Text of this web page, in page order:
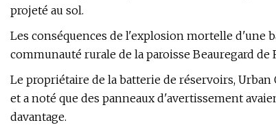
projeté au sol.
Les conséquences de l'explosion mortelle d'une
communauté rurale de la paroisse Beauregard de
Le propriétaire de la batterie de réservoirs, Urban
et a noté que des panneaux d'avertissement
davantage.